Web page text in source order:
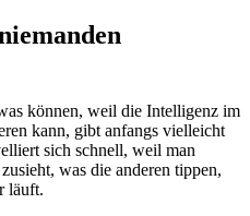
können, weil die Intelligenz im
kann, gibt anfangs vielleicht
sich schnell, weil man
was die anderen tippen,
läuft.